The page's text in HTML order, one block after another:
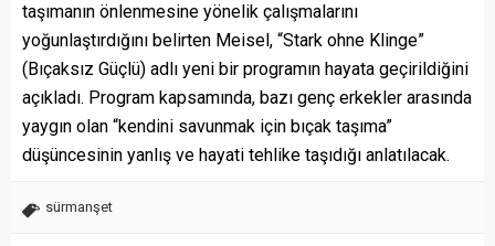
taşımanın önlenmesine yönelik çalışmalarını
yoğunlaştırdığını belirten Meisel, “Stark ohne Klinge”
(Bıçaksız Güçlü) adlı yeni bir programın hayata geçirildiğini
açıkladı. Program kapsamında, bazı genç erkekler arasında
yaygın olan “kendini savunmak için bıçak taşıma”
düşüncesinin yanlış ve hayati tehlike taşıdığı anlatılacak.
sürmanşet